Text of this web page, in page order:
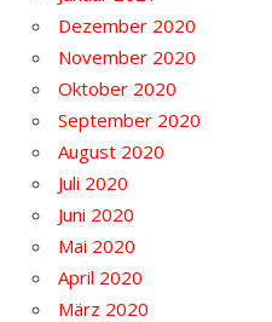
Dezember 2020
November 2020
Oktober 2020
September 2020
August 2020
Juli 2020
Juni 2020
Mai 2020
April 2020
März 2020